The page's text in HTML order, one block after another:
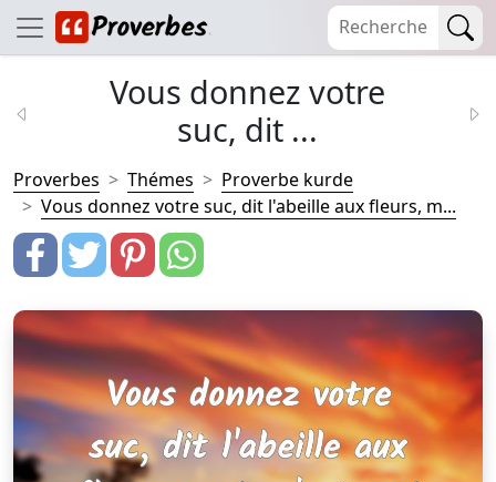
Vous donnez votre
suc, dit ...
Proverbes Thémes
Proverbe kurde
Vous donnez votre suc, dit l'abeille aux fleurs, m...